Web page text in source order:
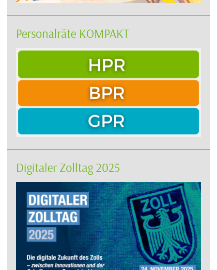
Personalräte KOMPAKT
Digitaler Zolltag 2025